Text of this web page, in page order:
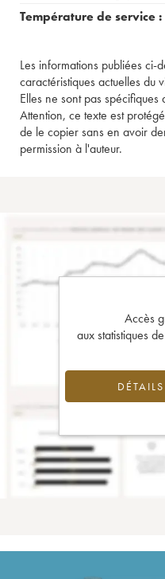
Température de service :
Les informations publiées ci-
caractéristiques actuelles du
Elles ne sont pas spécifiques
Attention, ce texte est
de le copier sans en avoir
permission à l'auteur.
Accès
aux statistiques